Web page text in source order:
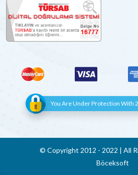
You Are Under Protection With
© Copyright 2012 - 2022 | All
Böceksoft